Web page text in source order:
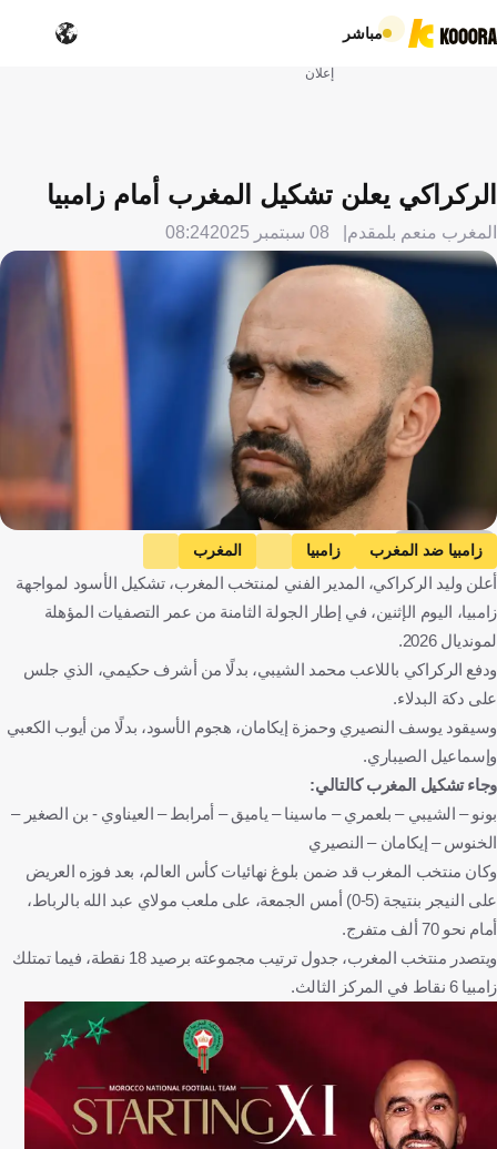
مباشر
إعلان
الركراكي يعلن تشكيل المغرب أمام زامبيا
المغرب منعم بلمقدم 08 سبتمبر 2025 08:24
Getty Images
زامبيا ضد المغرب زامبيا
المغرب
التصفيات المؤهلة لكأس العالم - إفريقيا
المغرب كرة قدم
أعلن وليد الركراكي، المدير الفني لمنتخب المغرب، تشكيل الأسود لمواجهة
زامبيا، اليوم الإثنين، في إطار الجولة الثامنة من عمر التصفيات المؤهلة
لمونديال 2026.
ودفع الركراكي باللاعب محمد الشيبي، بدلًا من أشرف حكيمي، الذي جلس
على دكة البدلاء.
وسيقود يوسف النصيري وحمزة إيكامان، هجوم الأسود، بدلًا من أيوب الكعبي
وإسماعيل الصيباري.
وجاء تشكيل المغرب كالتالي:
بونو – الشيبي – بلعمري – ماسينا – ياميق – أمرابط – العيناوي - بن الصغير –
الخنوس – إيكامان – النصيري
وكان منتخب المغرب قد ضمن بلوغ نهائيات كأس العالم، بعد فوزه العريض
على النيجر بنتيجة (5-0) أمس الجمعة، على ملعب مولاي عبد الله بالرباط،
أمام نحو 70 ألف متفرج.
ويتصدر منتخب المغرب، جدول ترتيب مجموعته برصيد 18 نقطة، فيما تمتلك
زامبيا 6 نقاط في المركز الثالث.